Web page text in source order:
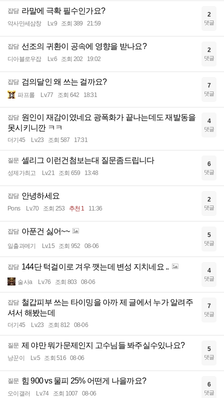
잡담 라말에 극확 필수인가요?
악사만세삼창 Lv.9 조회 389 21:59
2
댓글
잡담 선조의 귀환이 공속에 영향을 받나요?
디아블로우잡 Lv.6 조회 202 19:02
2
댓글
잡담 검의달인 왜 쓰는 걸까요?
파프롤 Lv.77 조회 642 18:31
7
댓글
잡담 원인이 재감이였네요 광폭화가 끝나는데도 재발동을
못시키니깐 ㅋㅋ
더기45 Lv.23 조회 587 17:31
4
댓글
질문 셀리그 이런건첨보는대 질문좀드립니다
성제가최고 Lv.21 조회 659 13:48
6
댓글
잡담 안녕하세요
Pons Lv.70 조회 253 추천 1 11:36
2
댓글
잡담 아푼건 싫어~~
일출과메기 Lv.15 조회 952 08-06
5
댓글
잡담 144단 턱걸이로 겨우 깻는데 변성 지치네요 ..
술사a Lv.76 조회 803 08-06
4
댓글
잡담 철갑피부 쓰는 타이밍을 아까 제 글에서 누가 알려주
셔서 해봤는데
더기45 Lv.23 조회 812 08-06
7
댓글
질문 제 야만 뭐가문제인지 고수님들 봐주실수있나요?
낭꾼이 Lv.5 조회 516 08-06
5
댓글
질문 힘 900 vs 물피 25% 어떤게 나을까요?
오이갤러 Lv.74 조회 1007 08-06
6
댓글